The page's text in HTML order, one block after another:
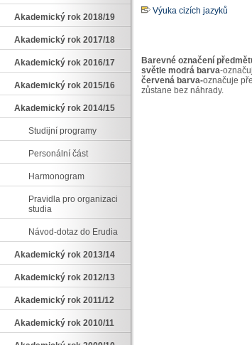
Akademický rok 2018/19
Akademický rok 2017/18
Akademický rok 2016/17
Akademický rok 2015/16
Akademický rok 2014/15
Studijní programy
Personální část
Harmonogram
Pravidla pro organizaci
studia
Návod-dotaz do Erudia
Akademický rok 2013/14
Akademický rok 2012/13
Akademický rok 2011/12
Akademický rok 2010/11
Výuka cizích jazyků
Barevné označení
světle modrá barva-
červená barva-označuje
zůstane bez náhrady.